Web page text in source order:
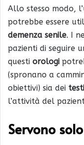
Allo stesso modo,
potrebbe essere
demenza senile. I
pazienti di seguire
questi orologi
(spronano a
obiettivi) sia dei
l’attività del
Servono solo